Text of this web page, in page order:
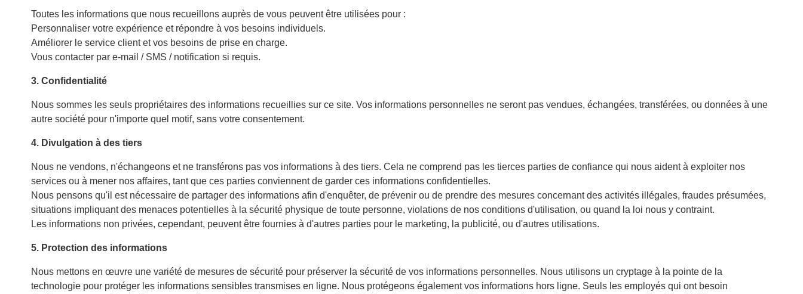
Toutes les informations que nous recueillons auprès de vous peuvent être utilisées pour :
Personnaliser votre expérience et répondre à vos besoins individuels.
Améliorer le service client et vos besoins de prise en charge.
Vous contacter par e-mail / SMS / notification si requis.
3. Confidentialité
Nous sommes les seuls propriétaires des informations recueillies sur ce site. Vos informations personnelles ne seront pas vendues, échangées, transférées, ou données à une
autre société pour n'importe quel motif, sans votre consentement.
4. Divulgation à des tiers
Nous ne vendons, n'échangeons et ne transférons pas vos informations à des tiers. Cela ne comprend pas les tierces parties de confiance qui nous aident à exploiter nos
services ou à mener nos affaires, tant que ces parties conviennent de garder ces informations confidentielles.
Nous pensons qu'il est nécessaire de partager des informations afin d'enquêter, de prévenir ou de prendre des mesures concernant des activités illégales, fraudes présumées,
situations impliquant des menaces potentielles à la sécurité physique de toute personne, violations de nos conditions d'utilisation, ou quand la loi nous y contraint.
Les informations non privées, cependant, peuvent être fournies à d'autres parties pour le marketing, la publicité, ou d'autres utilisations.
5. Protection des informations
Nous mettons en œuvre une variété de mesures de sécurité pour préserver la sécurité de vos informations personnelles. Nous utilisons un cryptage à la pointe de la
technologie pour protéger les informations sensibles transmises en ligne. Nous protégeons également vos informations hors ligne. Seuls les employés qui ont besoin